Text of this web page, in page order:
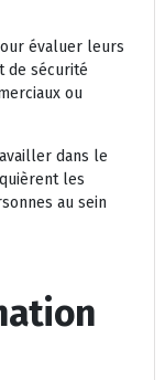
évaluer leurs
de sécurité
ou
dans le
les
au sein